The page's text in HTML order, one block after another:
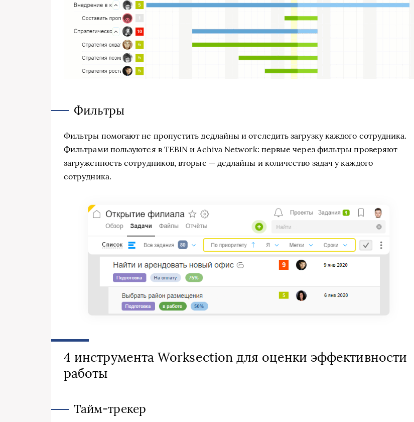
Фильтры
Фильтры помогают не пропустить дедлайны и отследить загрузку каждого сотрудника.
Фильтрами пользуются в TEBIN и Achiva Network: первые через фильтры проверяют
загруженность сотрудников, вторые — дедлайны и количество задач у каждого
сотрудника.
4 инструмента Worksection для оценки эффективности
работы
Тайм-трекер